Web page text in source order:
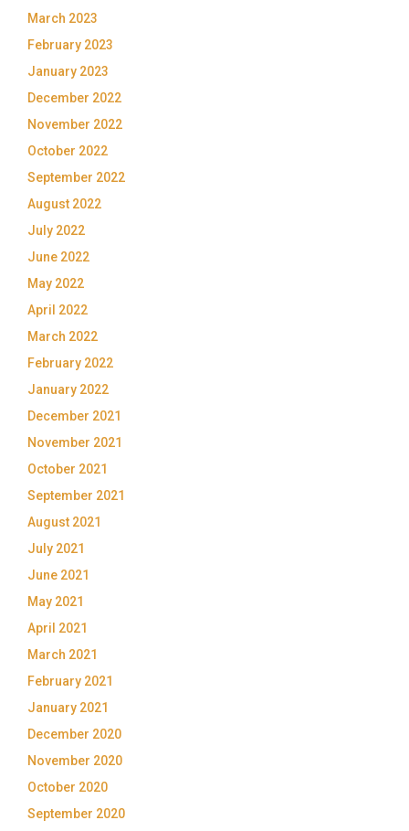
March 2023
February 2023
January 2023
December 2022
November 2022
October 2022
September 2022
August 2022
July 2022
June 2022
May 2022
April 2022
March 2022
February 2022
January 2022
December 2021
November 2021
October 2021
September 2021
August 2021
July 2021
June 2021
May 2021
April 2021
March 2021
February 2021
January 2021
December 2020
November 2020
October 2020
September 2020